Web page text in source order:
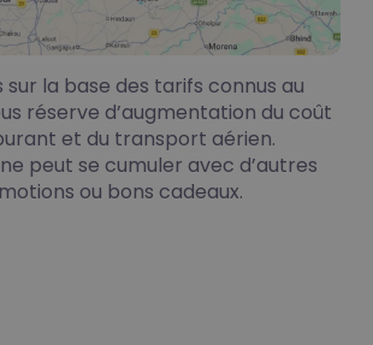
sur la base des tarifs connus au
réserve d’augmentation du coût
et du transport aérien.
peut se cumuler avec d’autres
ou bons cadeaux.